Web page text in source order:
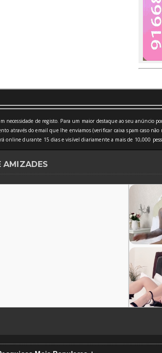
de registo. Para um maior destaque ao seu anúncio
através do email que lhe enviamos (verificar caixa spam caso não
online durante 15 dias e visível diariamente a mais de 10,000
AMIZADES